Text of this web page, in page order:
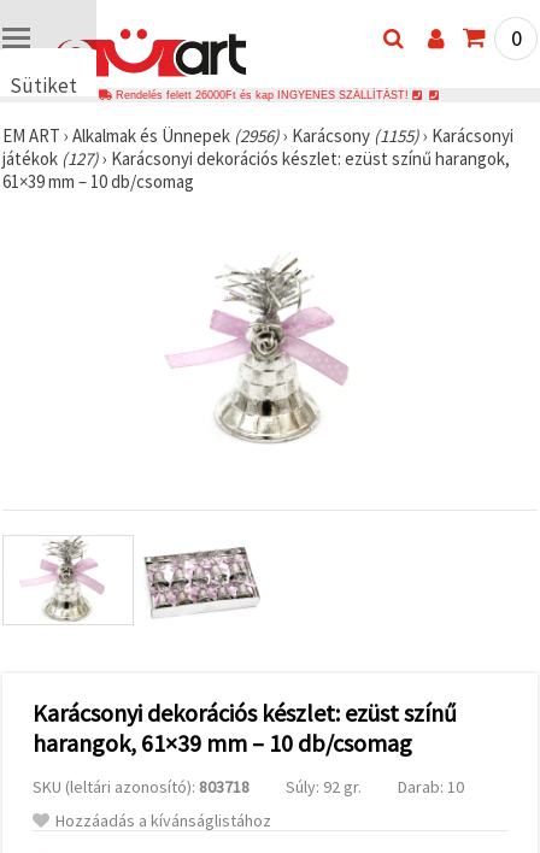
Sütiket
🍪 Cookie-
kat és
hasonló
a
valamint
relevánsabb
tartalmat
hirdetéseket
analitikai és
marketingpartnereink
segítségével
Az "Összes
elfogadása"
gombra
0
Rendelés felett 26000Ft és kap INGYENES SZÁLLÍTÁST!
EM ART › Alkalmak és Ünnepek (2956)› Karácsony (1155)› Karácsonyi
játékok (127)› Karácsonyi dekorációs készlet: ezüst színű harangok,
61×39 mm – 10 db/csomag
Karácsonyi dekorációs készlet: ezüst színű
harangok, 61×39 mm – 10 db/csomag
SKU (leltári azonosító): 803718 Súly: 92 gr.
Darab: 10
Hozzáadás a kívánságlistához